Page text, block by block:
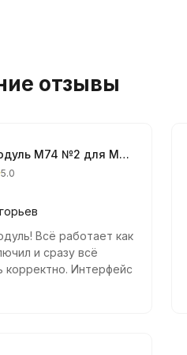
отзывы
Модуль М74 №2 для MasterEditPro
5.0
Всё работает как
и сразу всё
корректно. Интерфейс
даже новичку.